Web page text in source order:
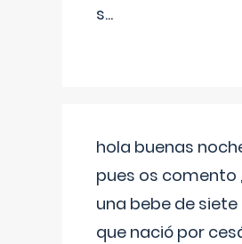
s...
hola buenas
pues os comento
una bebe de siete
que nació por